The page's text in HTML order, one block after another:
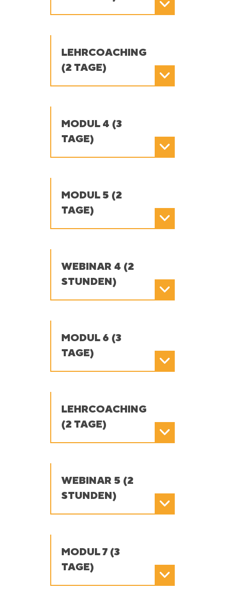
LEHRCOACHING
(2 TAGE)
MODUL 4 (3
TAGE)
MODUL 5 (2
TAGE)
WEBINAR 4 (2
STUNDEN)
MODUL 6 (3
TAGE)
LEHRCOACHING
(2 TAGE)
WEBINAR 5 (2
STUNDEN)
MODUL 7 (3
TAGE)